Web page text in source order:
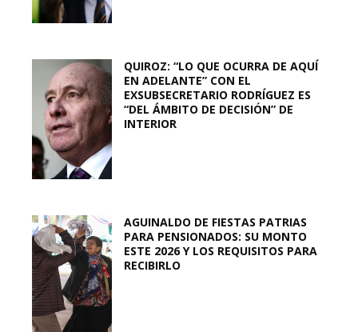
QUIROZ: “LO QUE OCURRA DE AQUÍ
EN ADELANTE” CON EL
EXSUBSECRETARIO RODRÍGUEZ ES
“DEL ÁMBITO DE DECISIÓN” DE
INTERIOR
AGUINALDO DE FIESTAS PATRIAS
PARA PENSIONADOS: SU MONTO
ESTE 2026 Y LOS REQUISITOS PARA
RECIBIRLO